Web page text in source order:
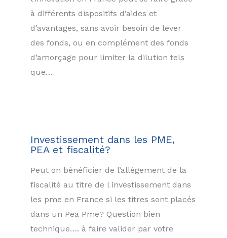
à différents dispositifs d’aides et
d’avantages, sans avoir besoin de lever
des fonds, ou en complément des fonds
d’amorçage pour limiter la dilution tels
que…
Investissement dans les PME,
PEA et fiscalité?
Peut on bénéficier de l’allègement de la
fiscalité au titre de l investissement dans
les pme en France si les titres sont placés
dans un Pea Pme? Question bien
technique…. à faire valider par votre